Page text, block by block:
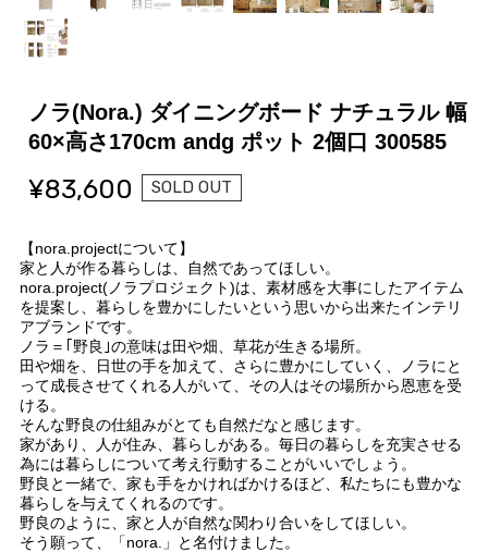
ノラ(Nora.) ダイニングボード ナチュラル 幅
60×高さ170cm andg ポット 2個口 300585
¥83,600 SOLD OUT
【nora.projectについて】
家と人が作る暮らしは、自然であってほしい。
nora.project(ノラプロジェクト)は、素材感を大事にしたアイテム
を提案し、暮らしを豊かにしたいという思いから出来たインテリ
アブランドです。
ノラ＝｢野良｣の意味は田や畑、草花が生きる場所。
田や畑を、日世の手を加えて、さらに豊かにしていく、ノラにと
って成長させてくれる人がいて、その人はその場所から恩恵を受
ける。
そんな野良の仕組みがとても自然だなと感じます。
家があり、人が住み、暮らしがある。毎日の暮らしを充実させる
為には暮らしについて考え行動することがいいでしょう。
野良と一緒で、家も手をかければかけるほど、私たちにも豊かな
暮らしを与えてくれるのです。
野良のように、家と人が自然な関わり合いをしてほしい。
そう願って、「nora.」と名付けました。